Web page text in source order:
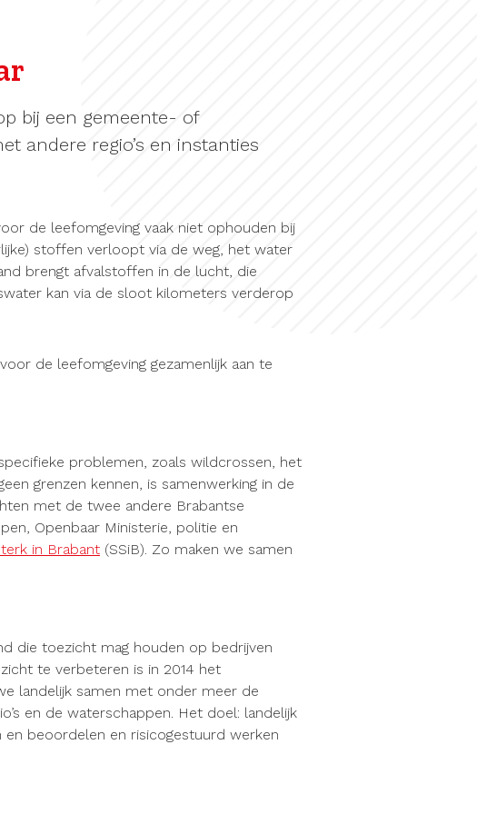
bij een gemeente- of
andere regio’s en instanties
de leefomgeving vaak niet ophouden bij
stoffen verloopt via de weg, het water
brengt afvalstoffen in de lucht, die
kan via de sloot kilometers verderop
de leefomgeving gezamenlijk aan te
problemen, zoals wildcrossen, het
grenzen kennen, is samenwerking in de
met de twee andere Brabantse
Openbaar Ministerie, politie en
in Brabant (SSiB). Zo maken we samen
die toezicht mag houden op bedrijven
te verbeteren is in 2014 het
landelijk samen met onder meer de
en de waterschappen. Het doel: landelijk
beoordelen en risicogestuurd werken